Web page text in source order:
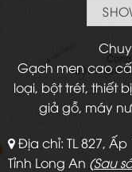
Gạch men cao
loại, bột trét, thiết
giả gỗ, máy
Địa chỉ: TL 827, Ấp
Tỉnh Long An (Sau